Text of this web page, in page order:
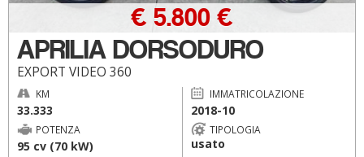
APRILIA DORSODURO
EXPORT VIDEO 360
€ 5.800 €
KM
33.333
IMMATRICOLAZIONE
2018-10
POTENZA
95 cv (70 kW)
TIPOLOGIA
usato